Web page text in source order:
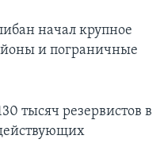
начал крупное
и пограничные
тысяч резервистов в